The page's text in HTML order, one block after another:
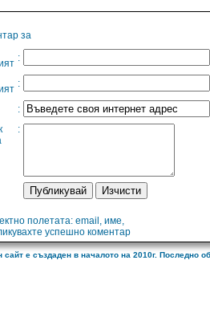
за
:
:
:
:
полетата: email, име,
успешно коментар
сайт е създаден в началото на 2010г. Последно